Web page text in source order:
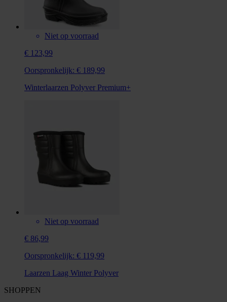
Niet op voorraad
€ 123,99
Oorspronkelijk: € 189,99
Winterlaarzen Polyver Premium+
Niet op voorraad
€ 86,99
Oorspronkelijk: € 119,99
Laarzen Laag Winter Polyver
SHOPPEN